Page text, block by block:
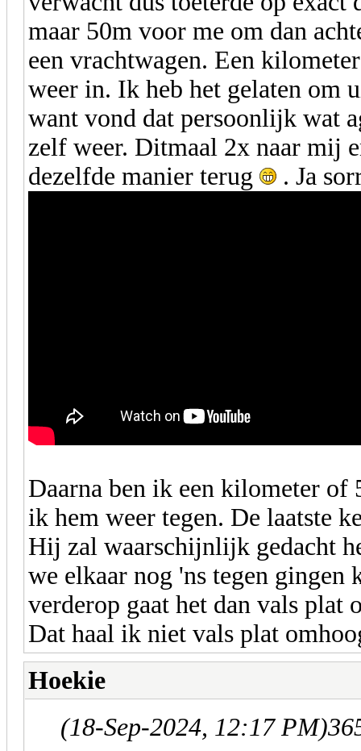
maar 50m voor me om dan
een vrachtwagen. Een
weer in. Ik heb het gelaten om
want vond dat persoonlijk wat
zelf weer. Ditmaal 2x naar mij
dezelfde manier terug
. Ja
Daarna ben ik een kilometer of
ik hem weer tegen. De laatste
Hij zal waarschijnlijk gedacht
we elkaar nog 'ns tegen
verderop gaat het dan vals plat
Dat haal ik niet vals plat
Hoekie
(18-Sep-2024, 12:17 PM)